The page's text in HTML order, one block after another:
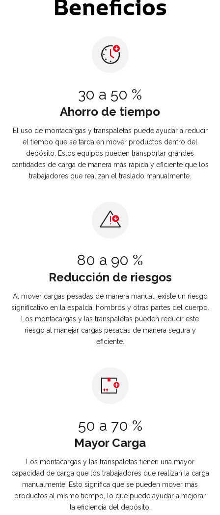
Beneficios
30 a 50 %
Ahorro de tiempo
El uso de montacargas y transpaletas puede ayudar a reducir
el tiempo que se tarda en mover productos dentro del
depósito. Estos equipos pueden transportar grandes
cantidades de carga de manera más rápida y eficiente que los
trabajadores que realizan el traslado manualmente.
80 a 90 %
Reducción de riesgos
Al mover cargas pesadas de manera manual, existe un riesgo
significativo en la espalda, hombros y otras partes del cuerpo.
Los montacargas y las transpaletas pueden reducir este
riesgo al manejar cargas pesadas de manera segura y
eficiente.
50 a 70 %
Mayor Carga
Los montacargas y las transpaletas tienen una mayor
capacidad de carga que los trabajadores que realizan la carga
manualmente. Esto significa que se pueden mover más
productos al mismo tiempo, lo que puede ayudar a mejorar
la eficiencia del depósito.